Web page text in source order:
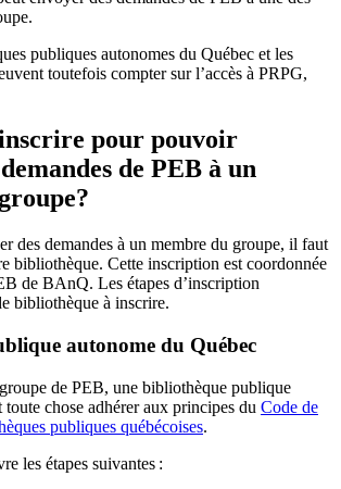
publiques autonomes du Québec et les
toutefois compter sur l’accès à PRPG,
pour pouvoir
de PEB à un
des demandes à un membre du groupe, il faut
bibliothèque. Cette inscription est coordonnée
de BAnQ. Les étapes d’inscription
bibliothèque à inscrire.
autonome du Québec
de PEB, une bibliothèque publique
chose adhérer aux principes du Code de
publiques québécoises.
les étapes suivantes :